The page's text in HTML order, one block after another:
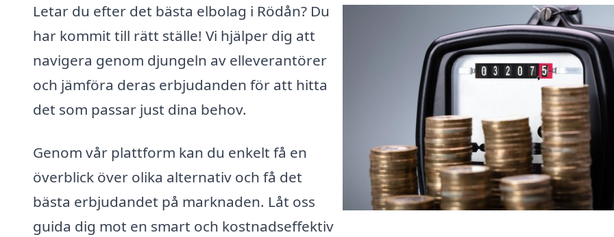
Letar du efter det bästa elbolag i Rödån? Du
har kommit till rätt ställe! Vi hjälper dig att
navigera genom djungeln av elleverantörer
och jämföra deras erbjudanden för att hitta
det som passar just dina behov.
Genom vår plattform kan du enkelt få en
överblick över olika alternativ och få det
bästa erbjudandet på marknaden. Låt oss
guida dig mot en smart och kostnadseffektiv